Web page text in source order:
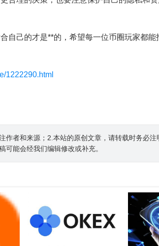
自己的才是**的，希望每一位币圈玩家都能
1222290.html
作者和来源；2.本站的原创文章，请转载时务必注
能会经我们编辑修改或补充。